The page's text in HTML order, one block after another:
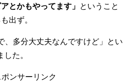
とかもやってます」 ということ
出ず。
、多分大丈夫なんですけど」とい
た。
ポンサーリンク